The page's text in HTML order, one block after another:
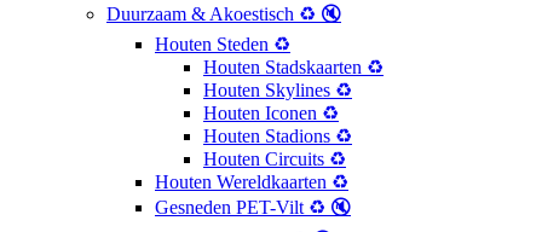
Duurzaam & Akoestisch ♻️ 🔇
Houten Steden ♻️
Houten Stadskaarten ♻️
Houten Skylines ♻️
Houten Iconen ♻️
Houten Stadions ♻️
Houten Circuits ♻️
Houten Wereldkaarten ♻️
Gesneden PET-Vilt ♻️ 🔇